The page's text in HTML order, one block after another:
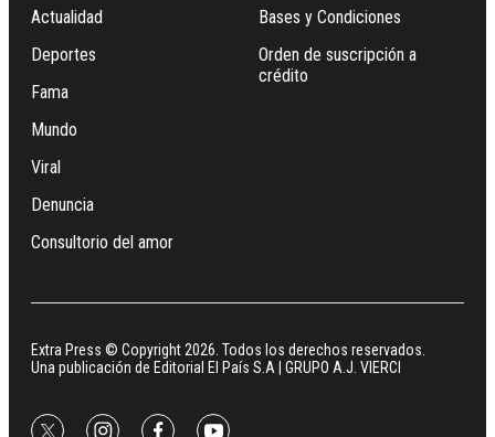
Actualidad
Deportes
Fama
Mundo
Viral
Denuncia
Consultorio del amor
Bases y Condiciones
Orden de suscripción a
crédito
Extra Press © Copyright 2026. Todos los derechos reservados.
Una publicación de Editorial El País S.A | GRUPO A.J. VIERCI